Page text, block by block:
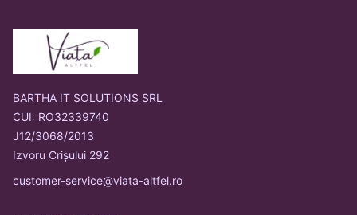
BARTHA IT SOLUTIONS SRL
CUI: RO32339740
J12/3068/2013
Izvoru Crișului 292
customer-service@viata-altfel.ro